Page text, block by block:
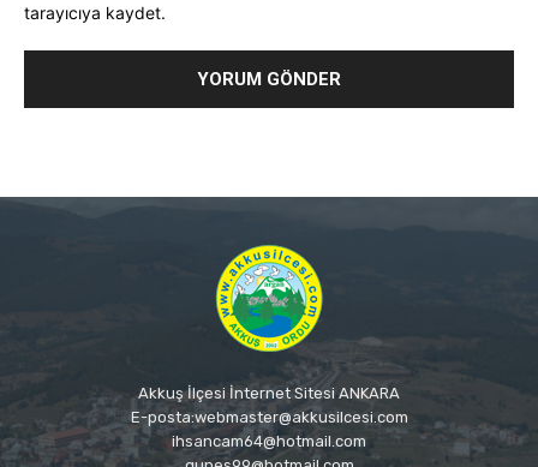
tarayıcıya kaydet.
Akkuş İlçesi İnternet Sitesi ANKARA
E-posta:webmaster@akkusilcesi.com
ihsancam64@hotmail.com